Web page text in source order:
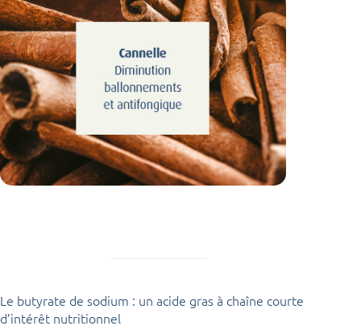
Le butyrate de sodium : un acide gras à chaîne courte
d’intérêt nutritionnel